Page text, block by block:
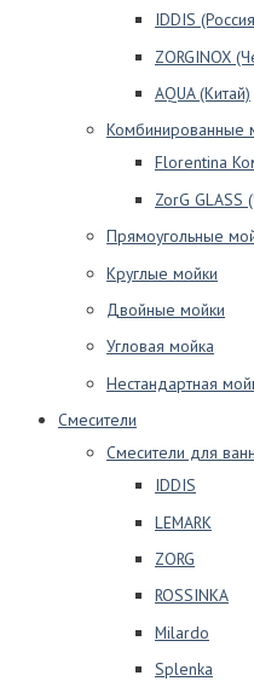
IDDIS
ZORGINOX
AQUA (Китай)
Комбинированные
Florentina
ZorG GLASS
Прямоугольные
Круглые мойки
Двойные мойки
Угловая мойка
Нестандартная
Смесители
Смесители для
IDDIS
LEMARK
ZORG
ROSSINKA
Milardo
Splenka